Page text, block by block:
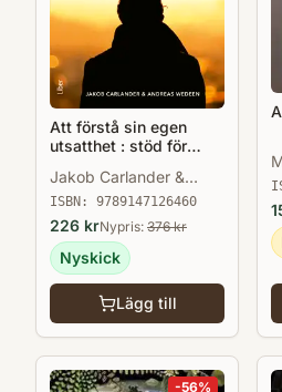
Att förstå sin egen
utsatthet : stöd för
människovårdande
yrken
Jakob Carlander &
Andreas Wedeen
ISBN: 9789147126460
226 krNypris: 376kr
Nyskick
Lägg till
-56%